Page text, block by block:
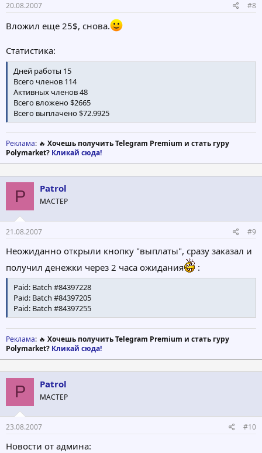
20.08.2007 #8
Вложил еще 25$, снова.
Статистика:
Дней работы 15
Всего членов 114
Активных членов 48
Всего вложено $2665
Всего выплачено $72.9925
Реклама: 🔥 Хочешь получить Telegram Premium и стать гуру
Polymarket? Кликай сюда!
P Patrol
МАСТЕР
21.08.2007 #9
Неожиданно открыли кнопку "выплаты", сразу заказал и
получил денежки через 2 часа ожидания
:
Paid: Batch #84397228
Paid: Batch #84397205
Paid: Batch #84397255
Реклама: 🔥 Хочешь получить Telegram Premium и стать гуру
Polymarket? Кликай сюда!
P Patrol
МАСТЕР
23.08.2007 #10
Новости от админа: